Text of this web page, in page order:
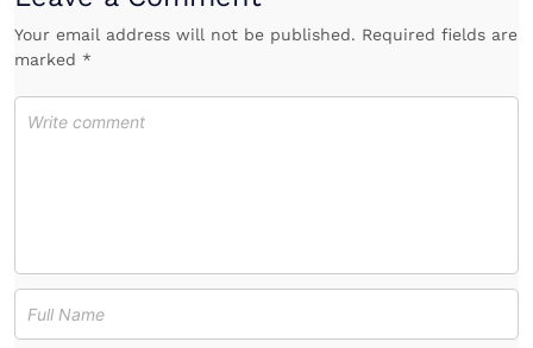
Your email address will not be published. Required fields are
marked *